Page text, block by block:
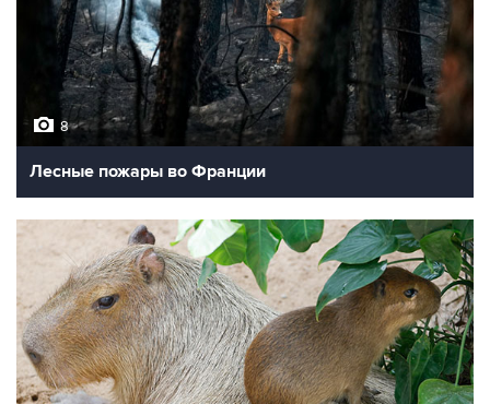
8
Лесные пожары во Франции